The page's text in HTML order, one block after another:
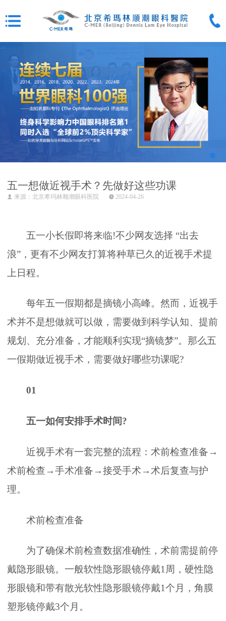
五一想做近视手术？先做好这些功课
来源：北京希玛林顺潮眼科医院 2024-04-26
五一小长假即将来临!不少网友选择 “出去
浪”，更有不少网友打算将种草已久的近视手术提
上日程。
每年五一假期都是摘镜小高峰。然而，近视手
术并不是想做就可以做，需要做到科学认知、提前
规划、充分准备，才能顺利实现“摘镜梦”。那么五
一假期做近视手术，需要做好哪些功课呢?
01
五一如何安排手术时间?
近视手术有一套完整的流程：术前检查准备→
术前检查→手术准备→接受手术→术后复查与护
理。
术前检查准备
为了确保术前检查数据准确性，术前需提前停
戴隐形眼镜。一般软性隐形眼镜停戴1周，硬性隐
形眼镜和带有散光软性隐形眼镜停戴1个月，角膜
塑形镜停戴3个月。